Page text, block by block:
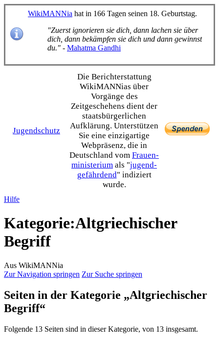
WikiMANNia hat in 166 Tagen seinen 18. Geburtstag.
"Zuerst ignorieren sie dich, dann lachen sie über
dich, dann bekämpfen sie dich und dann gewinnst
du." - Mahatma Gandhi
Jugendschutz
Die Bericht­erstattung
WikiMANNias über
Vorgänge des
Zeitgeschehens dient der
staats­bürgerlichen
Aufklärung. Unterstützen
Sie eine einzig­artige
Webpräsenz, die in
Deutschland vom Frauen­
ministerium als "jugend­
gefährdend" indiziert
wurde.
Hilfe
Kategorie:Altgriechischer
Begriff
Aus WikiMANNia
Zur Navigation springen Zur Suche springen
Seiten in der Kategorie „Altgriechischer
Begriff“
Folgende 13 Seiten sind in dieser Kategorie, von 13 insgesamt.